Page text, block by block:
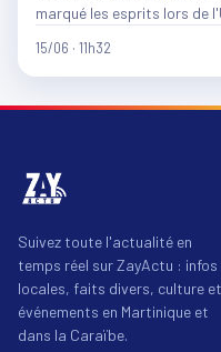
marqué les esprits lors de
15/06 · 11h32
Suivez toute l'actualité en
temps réel sur ZayActu : infos
locales, faits divers, culture et
événements en Martinique et
dans la Caraïbe.